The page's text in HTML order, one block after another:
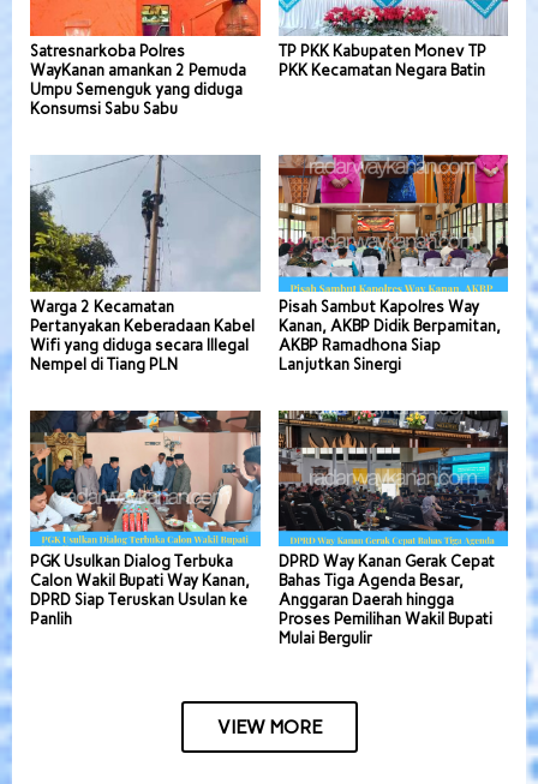
Satresnarkoba Polres
WayKanan amankan 2 Pemuda
Umpu Semenguk yang diduga
Konsumsi Sabu Sabu
TP PKK Kabupaten Monev TP
PKK Kecamatan Negara Batin
Warga 2 Kecamatan
Pertanyakan Keberadaan Kabel
Wifi yang diduga secara Illegal
Nempel di Tiang PLN
Pisah Sambut Kapolres Way
Kanan, AKBP Didik Berpamitan,
AKBP Ramadhona Siap
Lanjutkan Sinergi
PGK Usulkan Dialog Terbuka
Calon Wakil Bupati Way Kanan,
DPRD Siap Teruskan Usulan ke
Panlih
DPRD Way Kanan Gerak Cepat
Bahas Tiga Agenda Besar,
Anggaran Daerah hingga
Proses Pemilihan Wakil Bupati
Mulai Bergulir
VIEW MORE